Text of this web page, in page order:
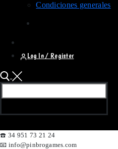
Condiciones generales
Log In / Register
☎️ 34 951 73 21 24
📧 info@pinbrogames.com